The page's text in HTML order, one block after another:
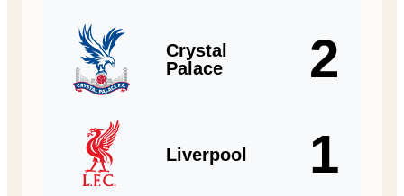
Crystal
Palace
2
Liverpool 1